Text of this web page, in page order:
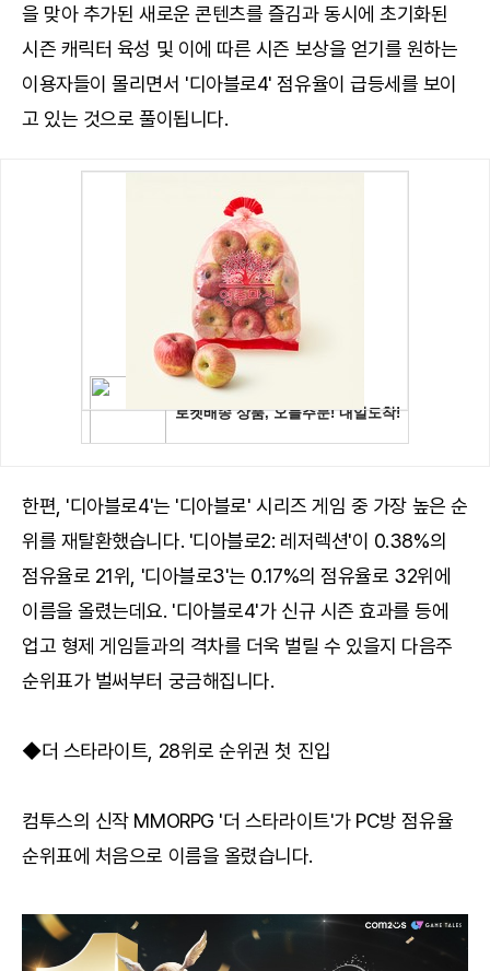
을 맞아 추가된 새로운 콘텐츠를 즐김과 동시에 초기화된
시즌 캐릭터 육성 및 이에 따른 시즌 보상을 얻기를 원하는
이용자들이 몰리면서 '디아블로4' 점유율이 급등세를 보이
고 있는 것으로 풀이됩니다.
한편, '디아블로4'는 '디아블로' 시리즈 게임 중 가장 높은 순
위를 재탈환했습니다. '디아블로2: 레저렉션'이 0.38%의
점유율로 21위, '디아블로3'는 0.17%의 점유율로 32위에
이름을 올렸는데요. '디아블로4'가 신규 시즌 효과를 등에
업고 형제 게임들과의 격차를 더욱 벌릴 수 있을지 다음주
순위표가 벌써부터 궁금해집니다.
◆더 스타라이트, 28위로 순위권 첫 진입
컴투스의 신작 MMORPG '더 스타라이트'가 PC방 점유율
순위표에 처음으로 이름을 올렸습니다.